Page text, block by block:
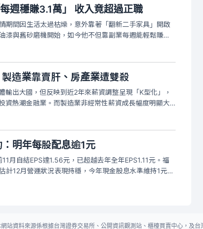
週穩賺3.1萬」 收入竟超過正職
期間因生活太過枯燥，意外靠著「翻新二手家具」開啟
漆與舊砂磨機開始，如今他不但靠副業每週能輕鬆賺進
社群平台累積數十萬粉絲，成功把興趣變成穩定收入來
造業靠賣肝、房產業遭雙殺
輸出大國，但反映到近2年來薪資調整呈現「K型化」，
資熱潮金融業。而製造業非經常性薪資成長幅度明顯大
薪；金融及保險業也是類似狀況；「不動產業」是最大
明年每股配息逾1元
月自結EPS達1.56元，已超越去年全年EPS1.11元。福
計12月營運狀況表現持穩，今年現金股息水準維持1元以
金股息殖利率可期。
站資料來源係根據台灣證券交易所、公開資訊觀測站、櫃檯買賣中心，及